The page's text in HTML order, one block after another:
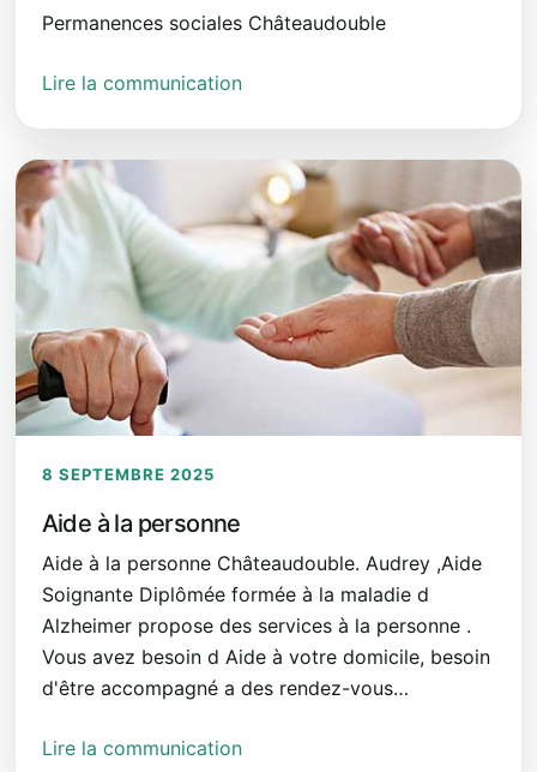
Permanences sociales Châteaudouble
Lire la communication
8 SEPTEMBRE 2025
Aide à la personne
Aide à la personne Châteaudouble. Audrey ,Aide
Soignante Diplômée formée à la maladie d
Alzheimer propose des services à la personne .
Vous avez besoin d Aide à votre domicile, besoin
d'être accompagné a des rendez-vous…
Lire la communication